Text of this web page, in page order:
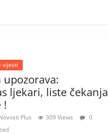
vijesti
upozorava:
ljekari, liste čekanja
!
Plus 309 Views
0